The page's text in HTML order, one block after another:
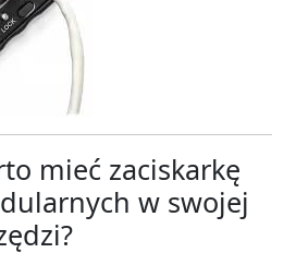
mieć zaciskarkę
w swojej